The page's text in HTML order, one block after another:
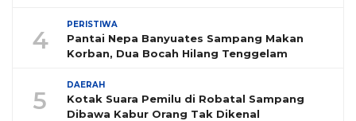
4
PERISTIWA
Pantai Nepa Banyuates Sampang Makan
Korban, Dua Bocah Hilang Tenggelam
5
DAERAH
Kotak Suara Pemilu di Robatal Sampang
Dibawa Kabur Orang Tak Dikenal